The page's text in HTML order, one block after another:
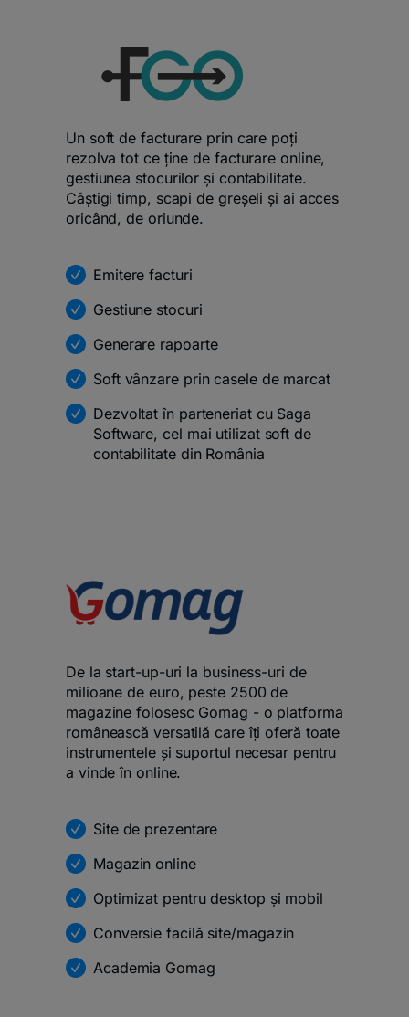
Un soft de facturare prin care poți
rezolva tot ce ține de facturare online,
gestiunea stocurilor și contabilitate.
Câștigi timp, scapi de greșeli și ai acces
oricând, de oriunde.
Emitere facturi
Gestiune stocuri
Generare rapoarte
Soft vânzare prin casele de marcat
Dezvoltat în parteneriat cu Saga
Software, cel mai utilizat soft de
contabilitate din România
De la start-up-uri la business-uri de
milioane de euro, peste 2500 de
magazine folosesc Gomag - o platforma
românească versatilă care îți oferă toate
instrumentele și suportul necesar pentru
a vinde în online.
Site de prezentare
Magazin online
Optimizat pentru desktop și mobil
Conversie facilă site/magazin
Academia Gomag